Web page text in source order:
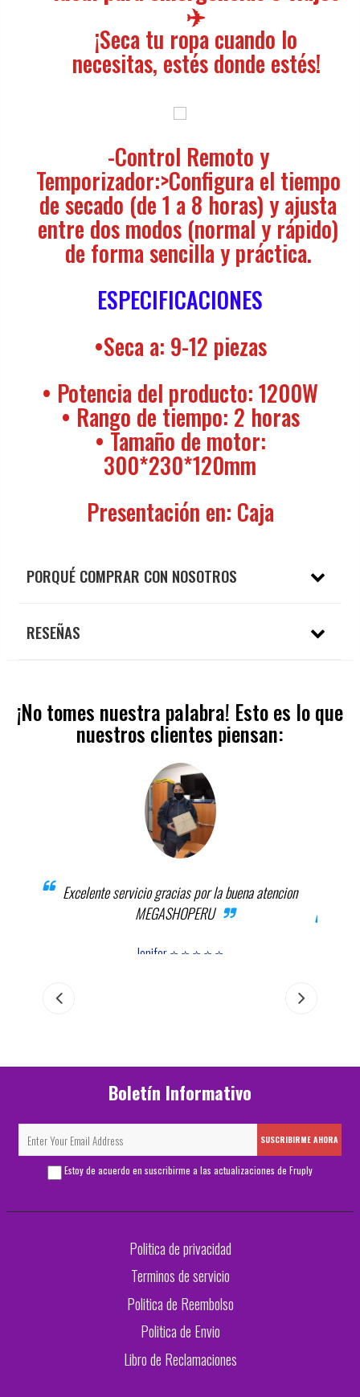
✈️
¡Seca tu ropa cuando lo
necesitas, estés donde estés!
-Control Remoto y
Temporizador:>Configura el tiempo
de secado (de 1 a 8 horas) y ajusta
entre dos modos (normal y rápido)
de forma sencilla y práctica.
ESPECIFICACIONES
•Seca a: 9-12 piezas
• Potencia del producto: 1200W
• Rango de tiempo: 2 horas
• Tamaño de motor:
300*230*120mm
Presentación en: Caja
PORQUÉ COMPRAR CON NOSOTROS
RESEÑAS
¡No tomes nuestra palabra! Esto es lo que
nuestros clientes piensan:
Excelente servicio gracias por la buena atencion
MEGASHOPERU
Jenifer ⭐ ⭐ ⭐ ⭐ ⭐
Boletín Informativo
SUSCRIBIRME AHORA
Estoy de acuerdo en suscribirme a las actualizaciones de Fruply
Politica de privacidad
Terminos de servicio
Politica de Reembolso
Politica de Envio
Libro de Reclamaciones